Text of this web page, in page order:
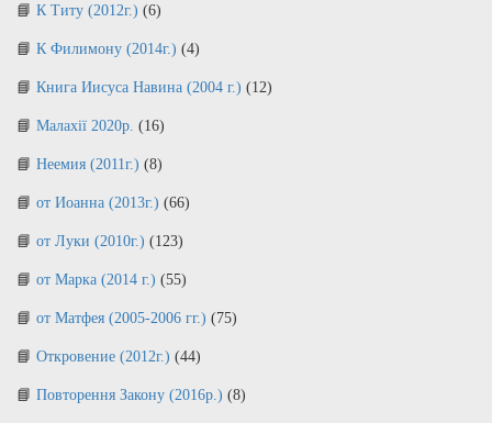
К Титу (2012г.) (6)
К Филимону (2014г.) (4)
Книга Иисуса Навина (2004 г.) (12)
Малахії 2020р. (16)
Неемия (2011г.) (8)
от Иоанна (2013г.) (66)
от Луки (2010г.) (123)
от Марка (2014 г.) (55)
от Матфея (2005-2006 гг.) (75)
Откровение (2012г.) (44)
Повторення Закону (2016р.) (8)